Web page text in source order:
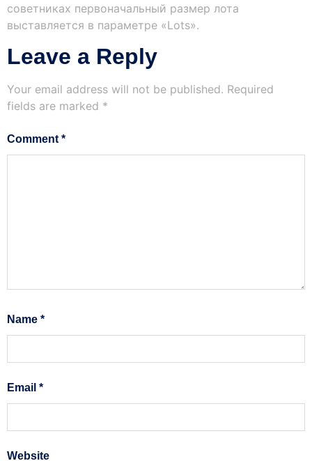
советниках первоначальный размер лота
выставляется в параметре «Lots».
Leave a Reply
Your email address will not be published. Required
fields are marked *
Comment *
Name *
Email *
Website